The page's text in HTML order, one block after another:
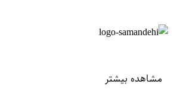
مشاهده بیشتر